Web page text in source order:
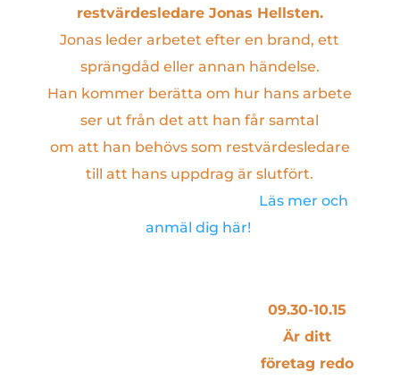
restvärdesledare Jonas Hellsten.
Jonas leder arbetet efter en brand, ett
sprängdåd eller annan händelse.
Han kommer berätta om hur hans arbete
ser ut från det att han får samtal
om att han behövs som restvärdesledare
till att hans uppdrag är slutfört.
Läs mer och
anmäl dig här!
09.30-10.15
Är ditt
företag redo